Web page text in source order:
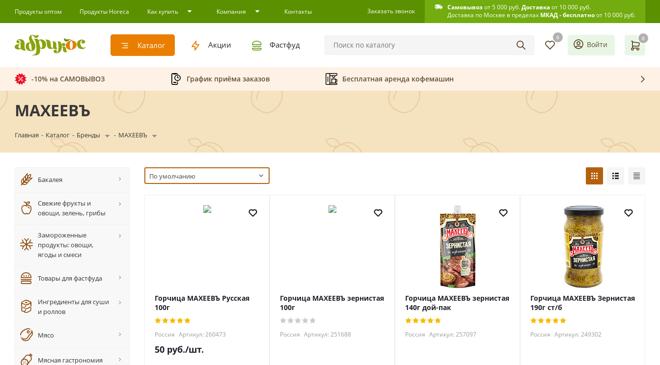
Продукты оптом Продукты Horeca Как купить Компания Контакты Заказать звонок Самовывозот 5 000 руб.Доставкаот 10 000 руб.
Доставка по Москве в пределах МКАД - бесплатноот 10 000 руб.
Каталог Акции Фастфуд
0 0
Войти
-10% на САМОВЫВОЗ График приёма заказов Бесплатная аренда кофемашин
МАХЕЕВЪ
Главная - Каталог - Бренды - МАХЕЕВЪ
По умолчанию
Горчица МАХЕЕВЪ Русская
100г
Россия Артикул: 260473
50 руб./шт.
Горчица МАХЕЕВЪ зернистая
100г
Россия Артикул: 251688
Горчица МАХЕЕВЪ зернистая
140г дой-пак
Россия Артикул: 257097
Горчица МАХЕЕВЪ Зернистая
190г ст/б
Россия Артикул: 249302
Бакалея
Свежие фрукты и
овощи, зелень, грибы
Замороженные
продукты: овощи,
ягоды и смеси
Товары для фастфуда
Ингредиенты для суши
и роллов
Мясо
Мясная гастрономия